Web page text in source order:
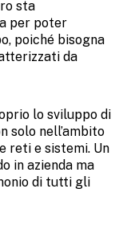
sta
per poter
poiché bisogna
da
lo sviluppo di
solo nell’ambito
reti e sistemi. Un
in azienda ma
di tutti gli